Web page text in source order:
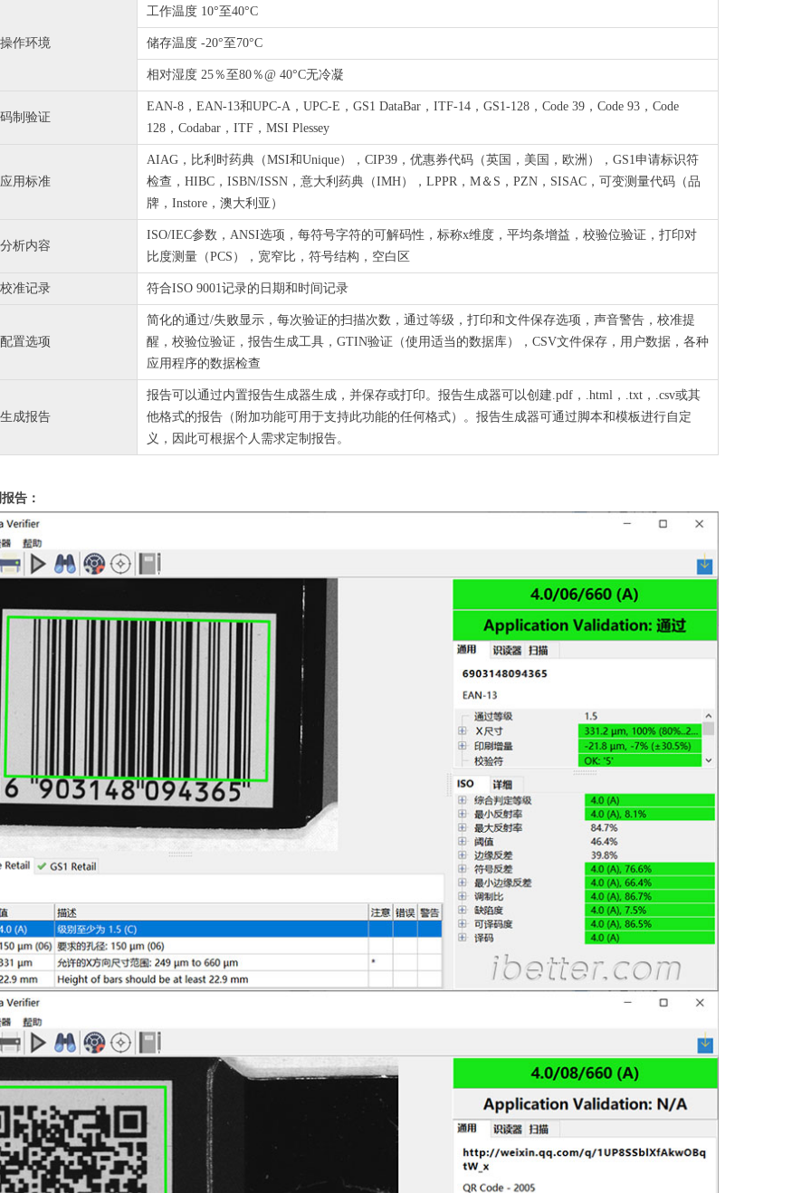
操作环境
工作温度 10°至40°C
储存温度 -20°至70°C
相对湿度 25％至80％@ 40°C无冷凝
码制验证
EAN-8，EAN-13和UPC-A，UPC-E，GS1 DataBar，ITF-14，GS1-128，Code 39，Code 93，Code
128，Codabar，ITF，MSI Plessey
应用标准
AIAG，比利时药典（MSI和Unique），CIP39，优惠券代码（英国，美国，欧洲），GS1申请标识符
检查，HIBC，ISBN/ISSN，意大利药典（IMH），LPPR，M＆S，PZN，SISAC，可变测量代码（品
牌，Instore，澳大利亚）
分析内容
ISO/IEC参数，ANSI选项，每符号字符的可解码性，标称x维度，平均条增益，校验位验证，打印对
比度测量（PCS），宽窄比，符号结构，空白区
校准记录 符合ISO 9001记录的日期和时间记录
配置选项
简化的通过/失败显示，每次验证的扫描次数，通过等级，打印和文件保存选项，声音警告，校准提
醒，校验位验证，报告生成工具，GTIN验证（使用适当的数据库），CSV文件保存，用户数据，各种
应用程序的数据检查
生成报告
报告可以通过内置报告生成器生成，并保存或打印。报告生成器可以创建.pdf，.html，.txt，.csv或其
他格式的报告（附加功能可用于支持此功能的任何格式）。报告生成器可通过脚本和模板进行自定
义，因此可根据个人需求定制报告。
告：